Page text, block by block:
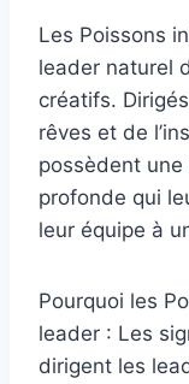
Les Poissons
leader naturel
créatifs.
rêves et de
possèdent
profonde qui
leur équipe à
Pourquoi les
leader : Les
dirigent les